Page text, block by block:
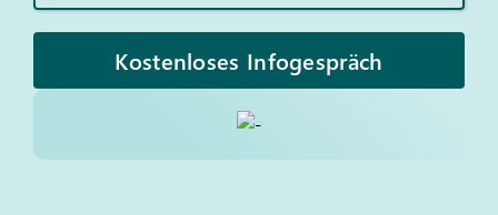
Kostenloses Infogespräch